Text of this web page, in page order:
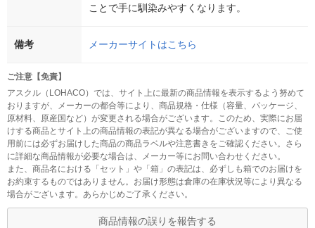
ことで手に馴染みやすくなります。
備考 メーカーサイトはこちら
ご注意【免責】
アスクル（LOHACO）では、サイト上に最新の商品情報を表示するよう努めて
おりますが、メーカーの都合等により、商品規格・仕様（容量、パッケージ、
原材料、原産国など）が変更される場合がございます。このため、実際にお届
けする商品とサイト上の商品情報の表記が異なる場合がございますので、ご使
用前には必ずお届けした商品の商品ラベルや注意書きをご確認ください。さら
に詳細な商品情報が必要な場合は、メーカー等にお問い合わせください。
また、商品名における「セット」や「箱」の表記は、必ずしも箱でのお届けを
お約束するものではありません。お届け形態は倉庫の在庫状況等により異なる
場合がございます。あらかじめご了承ください。
商品情報の誤りを報告する